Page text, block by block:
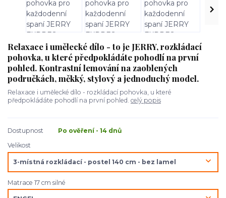
Relaxace i umělecké dílo - to je JERRY, rozkládací
pohovka, u které předpokládáte pohodlí na první
pohled. Kontrastní lemování na zaoblených
područkách, měkký, stylový a jednoduchý model.
Relaxace i umělecké dílo - rozkládací pohovka, u které
předpokládáte pohodlí na první pohled. celý popis
Dostupnost
Po ověření - 14 dnů
Velikost
Matrace 17 cm silné